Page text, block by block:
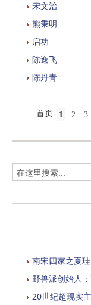
宋文治
熊秉明
启功
陈逸飞
陈丹青
首页 1 2 3
南宋四家之夏珪
野兽派创始人
20世纪超现实